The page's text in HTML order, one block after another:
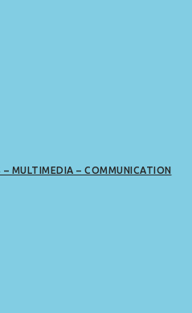
MULTIMEDIA – COMMUNICATION